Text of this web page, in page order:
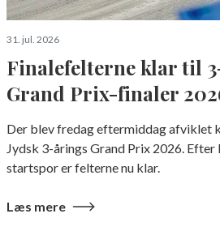
31. jul. 2026
Finalefelterne klar til
Grand Prix-finaler
Der blev fredag eftermiddag afviklet
Jydsk 3-årings Grand Prix 2026.
startspor er felterne nu klar.
Læs mere